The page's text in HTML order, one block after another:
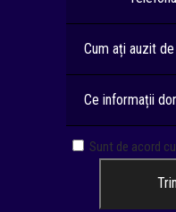
Sunt de acord cu